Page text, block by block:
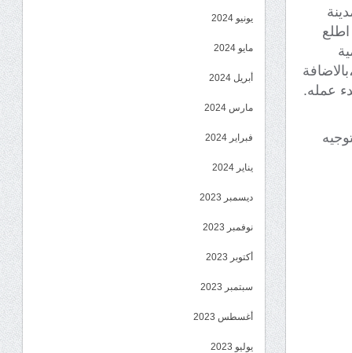
عمله.
يونيو 2024
مايو 2024
أبريل 2024
مارس 2024
فبراير 2024
يناير 2024
ديسمبر 2023
نوفمبر 2023
أكتوبر 2023
سبتمبر 2023
أغسطس 2023
يوليو 2023